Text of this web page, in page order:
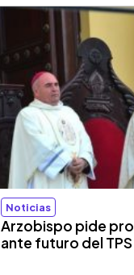
Noticias
Arzobispo pide
ante futuro del TPS